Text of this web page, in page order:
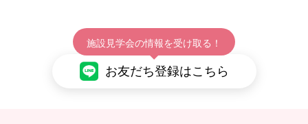
施設見学会の情報を受け取る！
お友だち登録はこちら